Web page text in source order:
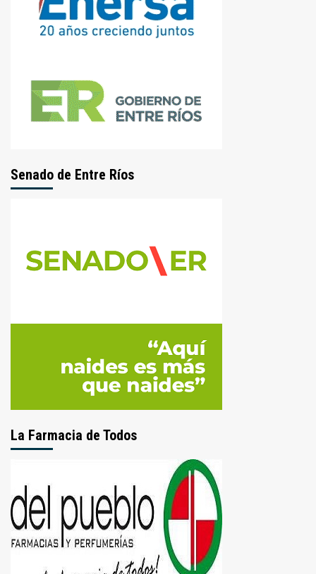
Senado de Entre Ríos
La Farmacia de Todos